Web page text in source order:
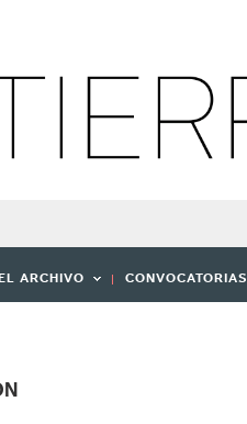
ARCHIVO CONVOCATORIAS